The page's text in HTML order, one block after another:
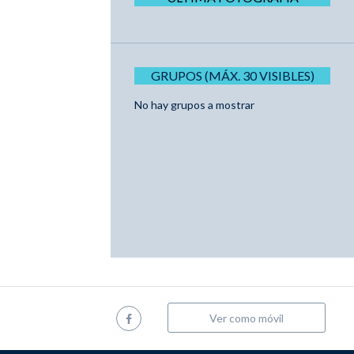
GRUPOS (MÁX. 30 VISIBLES)
No hay grupos a mostrar